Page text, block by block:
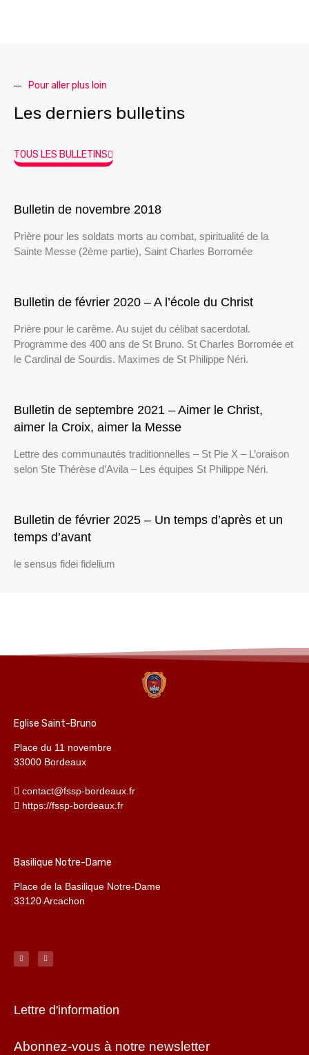
Pour aller plus loin
Les derniers bulletins
TOUS LES BULLETINS
Bulletin de novembre 2018
Prière pour les soldats morts au combat, spiritualité de la
Sainte Messe (2ème partie), Saint Charles Borromée
Bulletin de février 2020 – A l’école du Christ
Prière pour le carême. Au sujet du célibat sacerdotal.
Programme des 400 ans de St Bruno. St Charles Borromée et
le Cardinal de Sourdis. Maximes de St Philippe Néri.
Bulletin de septembre 2021 – Aimer le Christ,
aimer la Croix, aimer la Messe
Lettre des communautés traditionnelles – St Pie X – L’oraison
selon Ste Thérèse d’Avila – Les équipes St Philippe Néri.
Bulletin de février 2025 – Un temps d’après et un
temps d’avant
le sensus fidei fidelium
Eglise Saint-Bruno
Place du 11 novembre
33000 Bordeaux
contact@fssp-bordeaux.fr
https://fssp-bordeaux.fr
Basilique Notre-Dame
Place de la Basilique Notre-Dame
33120 Arcachon
Lettre d'information
Abonnez-vous à notre newsletter